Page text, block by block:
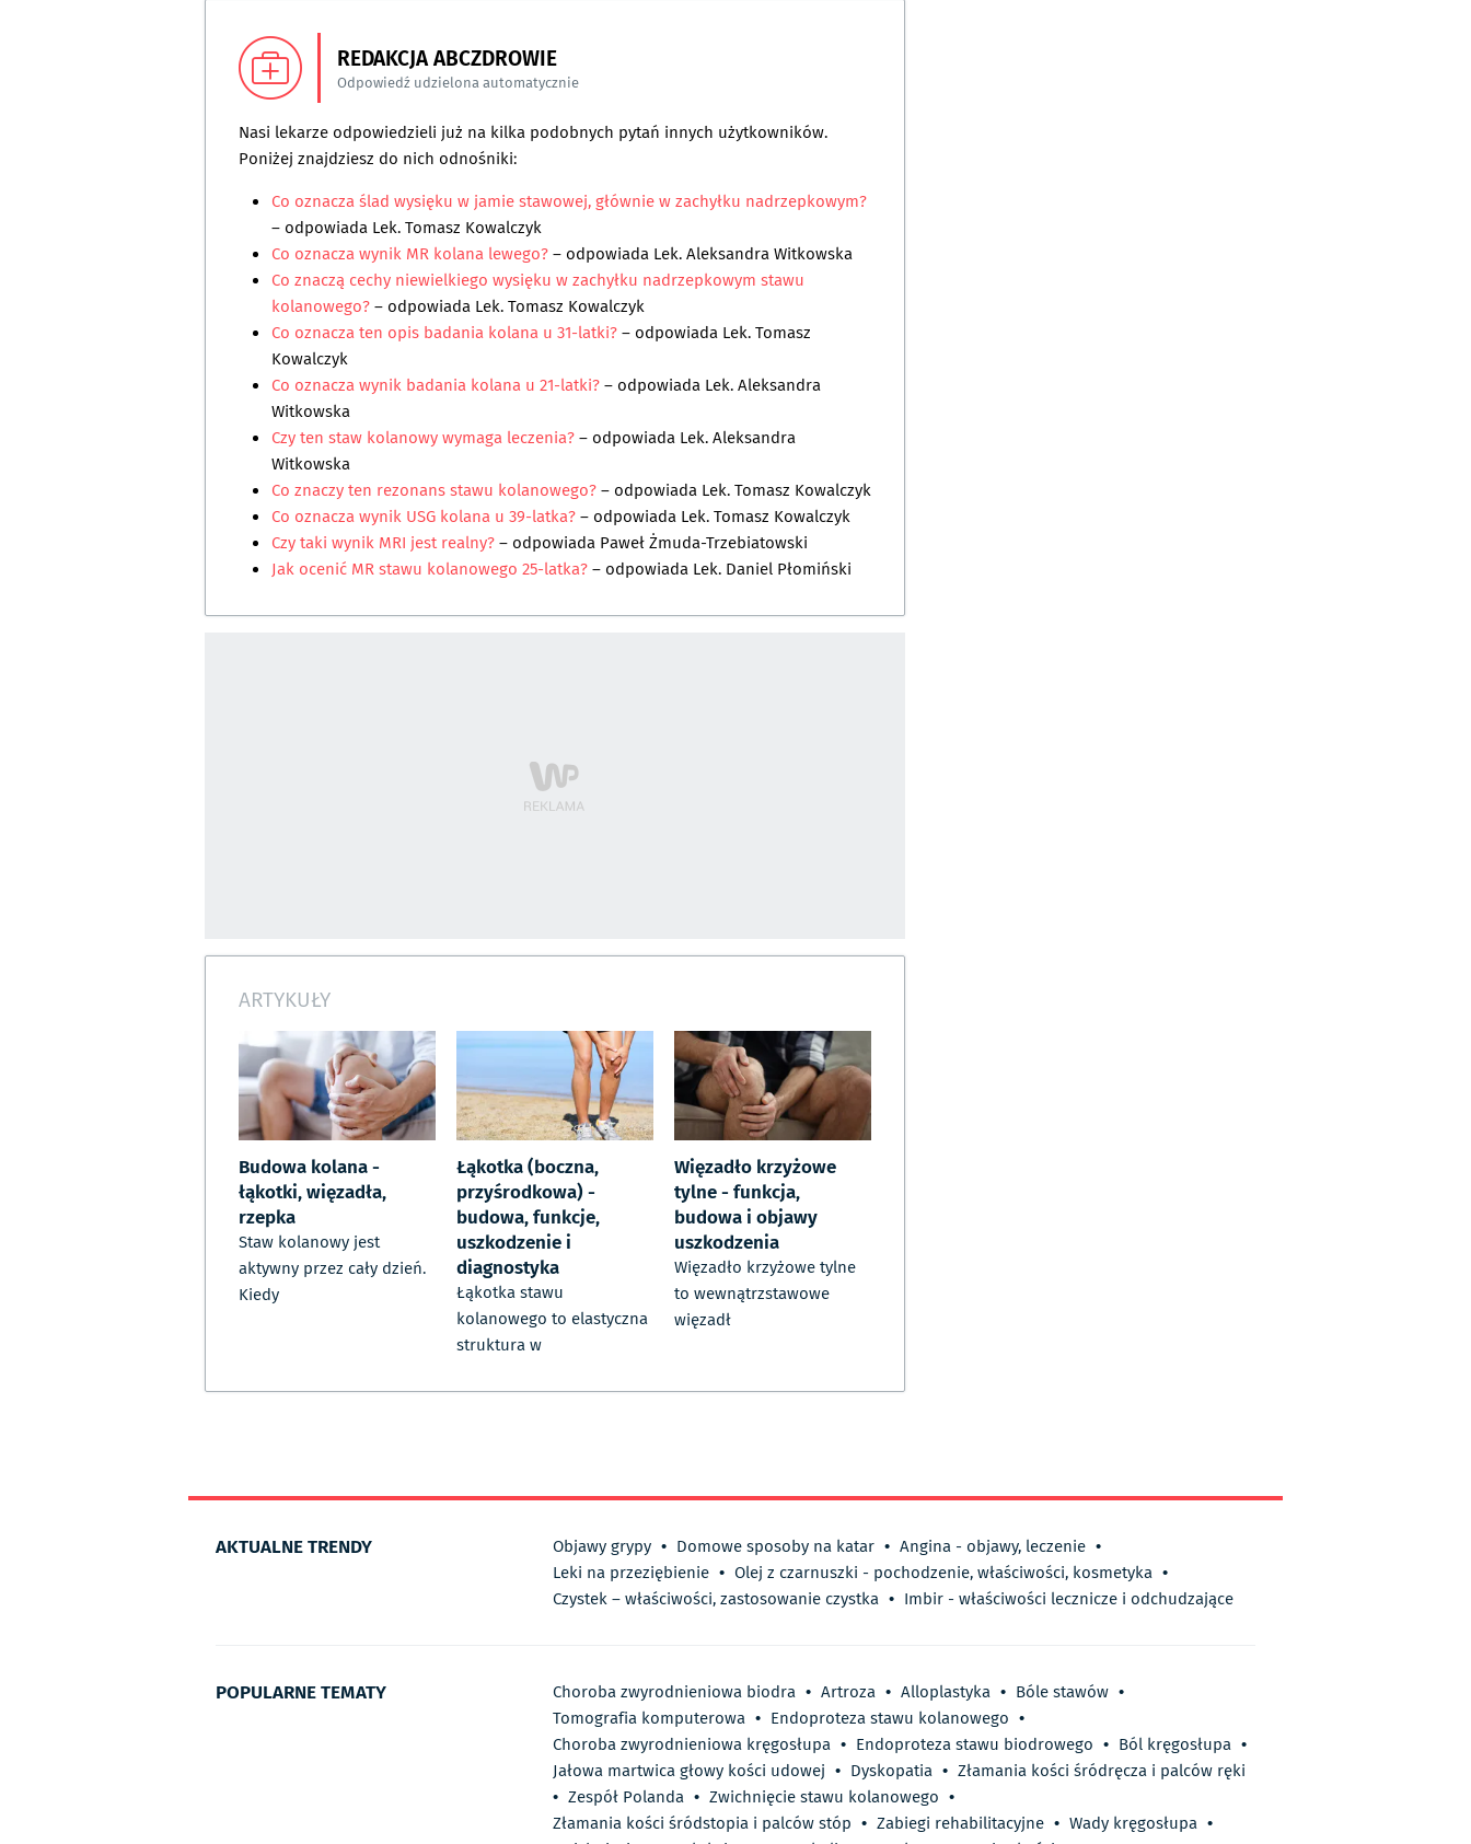
REDAKCJA ABCZDROWIE
Odpowiedź udzielona automatycznie
Nasi lekarze odpowiedzieli już na kilka podobnych pytań innych użytkowników.
Poniżej znajdziesz do nich odnośniki:
Co oznacza ślad wysięku w jamie stawowej, głównie w zachyłku nadrzepkowym?
– odpowiada Lek. Tomasz Kowalczyk
Co oznacza wynik MR kolana lewego?– odpowiada Lek. Aleksandra Witkowska
Co znaczą cechy niewielkiego wysięku w zachyłku nadrzepkowym stawu
kolanowego?– odpowiada Lek. Tomasz Kowalczyk
Co oznacza ten opis badania kolana u 31-latki?– odpowiada Lek. Tomasz
Kowalczyk
Co oznacza wynik badania kolana u 21-latki?– odpowiada Lek. Aleksandra
Witkowska
Czy ten staw kolanowy wymaga leczenia?– odpowiada Lek. Aleksandra
Witkowska
Co znaczy ten rezonans stawu kolanowego?– odpowiada Lek. Tomasz Kowalczyk
Co oznacza wynik USG kolana u 39-latka?– odpowiada Lek. Tomasz Kowalczyk
Czy taki wynik MRI jest realny?– odpowiada Paweł Żmuda-Trzebiatowski
Jak ocenić MR stawu kolanowego 25-latka?– odpowiada Lek. Daniel Płomiński
ARTYKUŁY
Budowa kolana -
łąkotki, więzadła,
rzepka
Staw kolanowy jest
aktywny przez cały dzień.
Kiedy
Łąkotka (boczna,
przyśrodkowa) -
budowa, funkcje,
uszkodzenie i
diagnostyka
Łąkotka stawu
kolanowego to elastyczna
struktura w
Więzadło krzyżowe
tylne - funkcja,
budowa i objawy
uszkodzenia
Więzadło krzyżowe tylne
to wewnątrzstawowe
więzadł
AKTUALNE TRENDY Objawy grypy • Domowe sposoby na katar • Angina - objawy, leczenie •
Leki na przeziębienie • Olej z czarnuszki - pochodzenie, właściwości, kosmetyka •
Czystek – właściwości, zastosowanie czystka • Imbir - właściwości lecznicze i odchudzające
POPULARNE TEMATY Choroba zwyrodnieniowa biodra • Artroza • Alloplastyka • Bóle stawów •
Tomografia komputerowa • Endoproteza stawu kolanowego •
Choroba zwyrodnieniowa kręgosłupa • Endoproteza stawu biodrowego • Ból kręgosłupa •
Jałowa martwica głowy kości udowej • Dyskopatia • Złamania kości śródręcza i palców ręki
• Zespół Polanda • Zwichnięcie stawu kolanowego •
Złamania kości śródstopia i palców stóp • Zabiegi rehabilitacyjne • Wady kręgosłupa •